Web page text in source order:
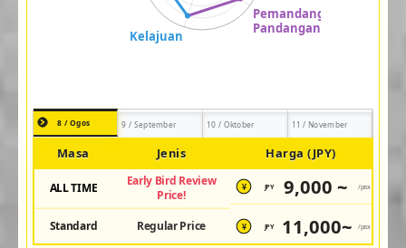
8 / Ogos 9 / September 10 / Oktober 11 / November
Masa Jenis Harga (JPY)
ALL TIME
Early Bird Review
Price!
¥ JPY 9,000 ~ /pax
Standard Regular Price ¥ JPY 11,000~ /pax